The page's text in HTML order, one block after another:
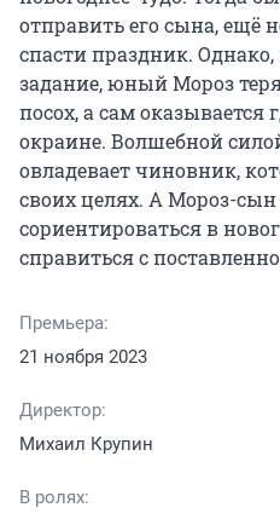
отправить его сына, ещё
спасти праздник.
задание, юный Мороз
посох, а сам оказывается
окраине. Волшебной
овладевает чиновник,
своих целях. А Мороз-
сориентироваться в
справиться с
Премьера:
21 ноября 2023
Директор:
Михаил Крупин
В ролях: